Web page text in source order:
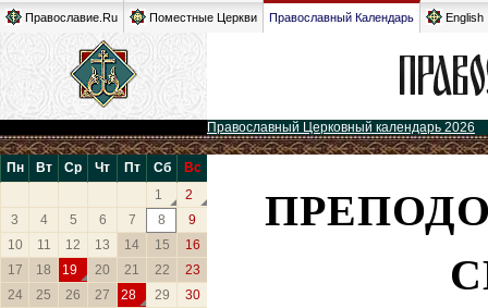
Православие.Ru Поместные Церкви Православный Календарь English
Православный Церковный календарь 2026
Пн Вт Ср Чт Пт Сб
Вс
1
2
3
4 5 6 7 8
9
10
11 12 13 14 15
16
17
18 19 20 21 22
23
24
25 26 27 28 29
30